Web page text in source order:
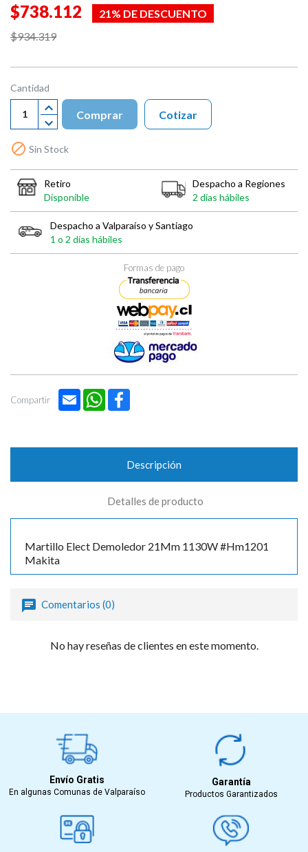
$738.112
21% DE DESCUENTO
$934.319
Cantidad
Comprar
 Sin Stock
Cotizar
Retiro
Disponible
Despacho a Regiones
2 días hábiles
Despacho a Valparaíso y Santiago
1 o 2 días hábiles
Formas de pago
Compartir Email WhatsApp
Descripción
Detalles de producto
Martillo Elect Demoledor 21Mm 1130W #Hm1201
Makita
Comentarios (0)
No hay reseñas de clientes en este momento.
Envío Gratis
En algunas Comunas de Valparaíso
Garantía
Productos Garantizados